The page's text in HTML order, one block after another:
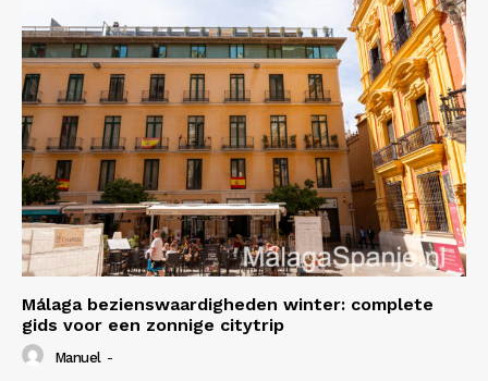
Málaga bezienswaardigheden winter: complete
gids voor een zonnige citytrip
Manuel -